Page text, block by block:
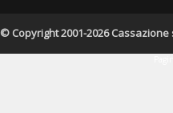
© Copyright 2001-2026 Cassazione